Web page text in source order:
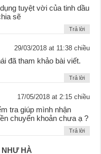
tuyệt vời của tinh dầu
sẽ
Trả lời
29/03/2018 at 11:38 chiều
đã tham khảo bài viết.
Trả lời
17/05/2018 at 2:15 chiều
tra giúp mình nhận
chuyển khoản chưa ạ ?
Trả lời
NHƯ HÀ